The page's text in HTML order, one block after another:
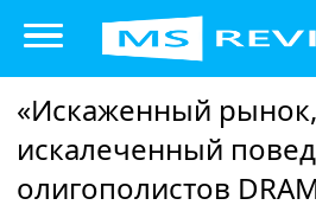
«Искаженный рынок,
искалеченный
олигополистов